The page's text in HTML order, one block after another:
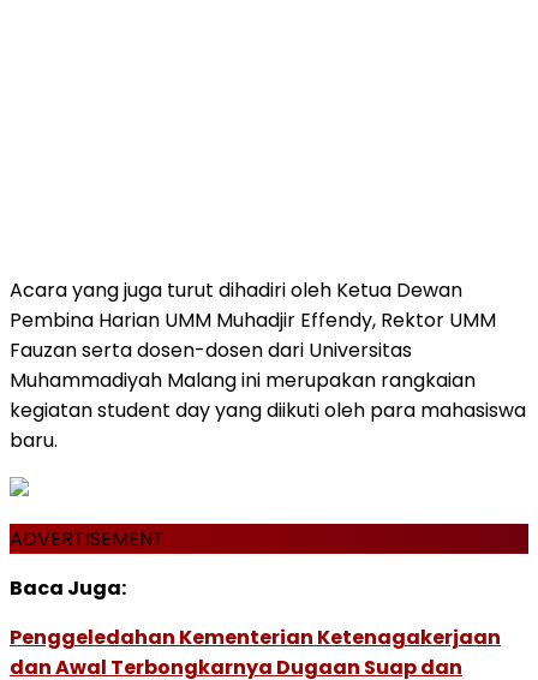
Acara yang juga turut dihadiri oleh Ketua Dewan
Pembina Harian UMM Muhadjir Effendy, Rektor UMM
Fauzan serta dosen-dosen dari Universitas
Muhammadiyah Malang ini merupakan rangkaian
kegiatan student day yang diikuti oleh para mahasiswa
baru.
ADVERTISEMENT
Baca Juga:
Penggeledahan Kementerian Ketenagakerjaan
dan Awal Terbongkarnya Dugaan Suap dan